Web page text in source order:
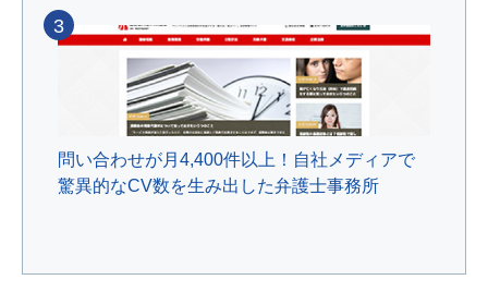
問い合わせが月4,400件以上！自社メディアで
驚異的なCV数を生み出した弁護士事務所
3